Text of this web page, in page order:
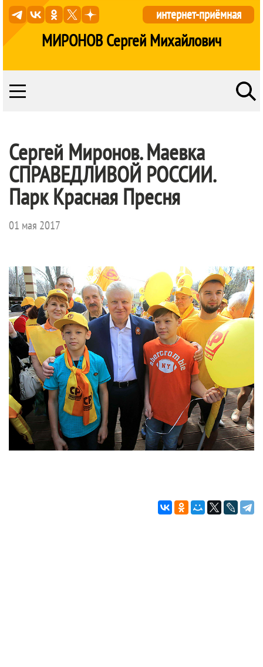
МИРОНОВ Сергей Михайлович
интернет-приёмная
Сергей Миронов. Маевка
СПРАВЕДЛИВОЙ РОССИИ.
Парк Красная Пресня
01 мая 2017